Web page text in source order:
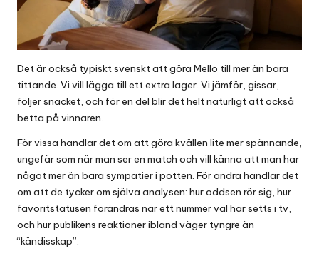
Det är också typiskt svenskt att göra Mello till mer än bara
tittande. Vi vill lägga till ett extra lager. Vi jämför, gissar,
följer snacket, och för en del blir det helt naturligt att också
betta på vinnaren.
För vissa handlar det om att göra kvällen lite mer spännande,
ungefär som när man ser en match och vill känna att man har
något mer än bara sympatier i potten. För andra handlar det
om att de tycker om själva analysen: hur oddsen rör sig, hur
favoritstatusen förändras när ett nummer väl har setts i tv,
och hur publikens reaktioner ibland väger tyngre än
“kändisskap”.